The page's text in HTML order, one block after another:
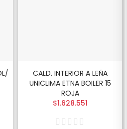
CALD. INTERIOR A LEÑA
UNICLIMA ETNA BOILER 15
ROJA
$1.628.551